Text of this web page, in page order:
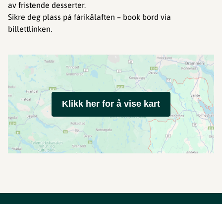
av fristende desserter.
Sikre deg plass på fårikålaften – book bord via
billettlinken.
Klikk her for å vise kart